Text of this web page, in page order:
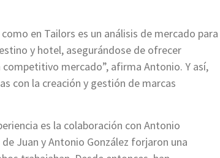
en Tailors es un análisis de mercado para
y hotel, asegurándose de ofrecer
mercado”, afirma Antonio. Y así,
con la creación y gestión de marcas
es la colaboración con Antonio
Juan y Antonio González forjaron una